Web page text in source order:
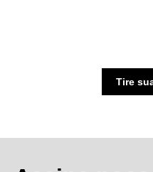
Tire